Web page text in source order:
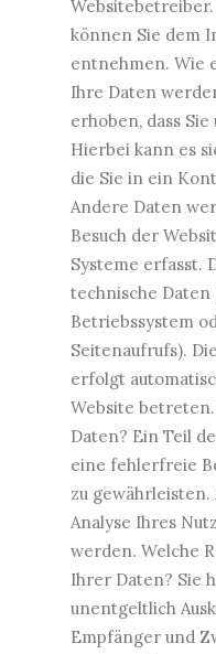
können Sie dem
entnehmen. Wie
Ihre Daten
erhoben, dass
Hierbei kann es
die Sie in ein
Andere Daten
Besuch der
Systeme erfasst.
technische
Betriebssystem
Seitenaufrufs).
erfolgt
Website
Daten? Ein Teil
eine fehlerfreie
zu
Analyse Ihres
werden. Welche
Ihrer Daten? Sie
unentgeltlich
Empfänger und